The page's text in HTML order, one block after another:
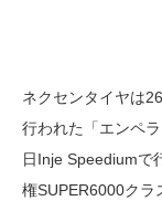
ネクセンタイヤは
行われた「エンペ
日Inje Speediumで
権SUPER6000クラ